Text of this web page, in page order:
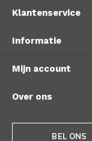
Klantenservice
Informatie
Mijn account
Over ons
BEL ONS